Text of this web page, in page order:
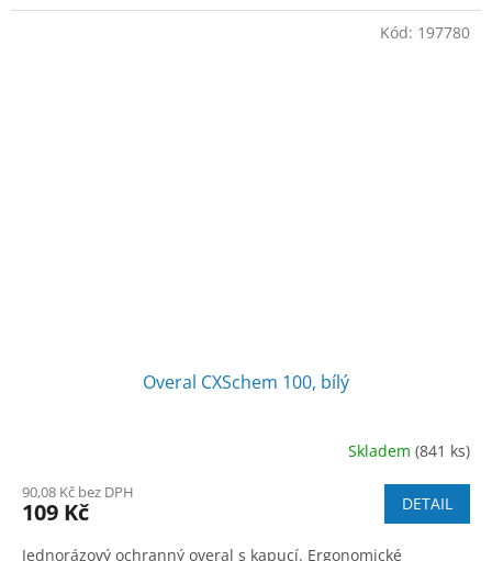
Overal CXSchem 100, bílý
Skladem (841 ks)
90,08 Kč bez DPH
109 Kč DETAIL
Jednorázový ochranný overal s kapucí. Ergonomické
Kód: 197780